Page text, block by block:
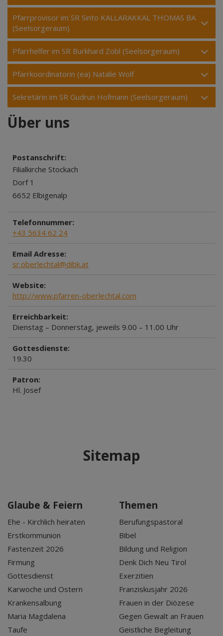
Pfarrprovisor im SR Sinto KALLARAKKAL THOMAS BA
(Seelsorgeraum)
Pfarrhelfer im SR Burkhard Zobl (Seelsorgeraum)
Pfarrkoordinatorin (ea) Natalie Wolf
Sekretärin im SR Gudrun Hofmann (Seelsorgeraum)
Über uns
Postanschrift:
Filialkirche Stockach
Dorf 1
6652 Elbigenalp
Telefonnummer:
+43 5634 62 24
Email Adresse:
sr.oberlechtal@dibk.at
Website:
http://www.pfarren-oberlechtal.com
Erreichbarkeit:
Dienstag – Donnerstag, jeweils 9.00 – 11.00 Uhr
Gottesdienste:
19.30
Patron:
Hl. Josef
Sitemap
Glaube & Feiern
Ehe - Kirchlich heiraten
Erstkommunion
Fastenzeit 2026
Firmung
Gottesdienst
Karwoche und Ostern
Krankensalbung
Maria Magdalena
Taufe
Themen
Berufungspastoral
Bibel
Bildung und Religion
Denk Dich Neu Tirol
Exerzitien
Franziskusjahr 2026
Frauen in der Diözese
Gegen Gewalt an Frauen
Geistliche Begleitung